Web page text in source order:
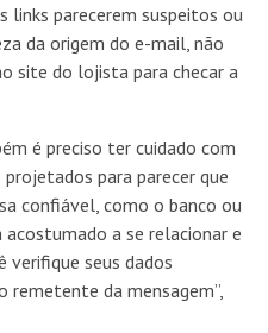
links parecerem suspeitos ou
da origem do e-mail, não
site do lojista para checar a
é preciso ter cuidado com
para parecer que
confiável, como o banco ou
a se relacionar e
verifique seus dados
remetente da mensagem”,